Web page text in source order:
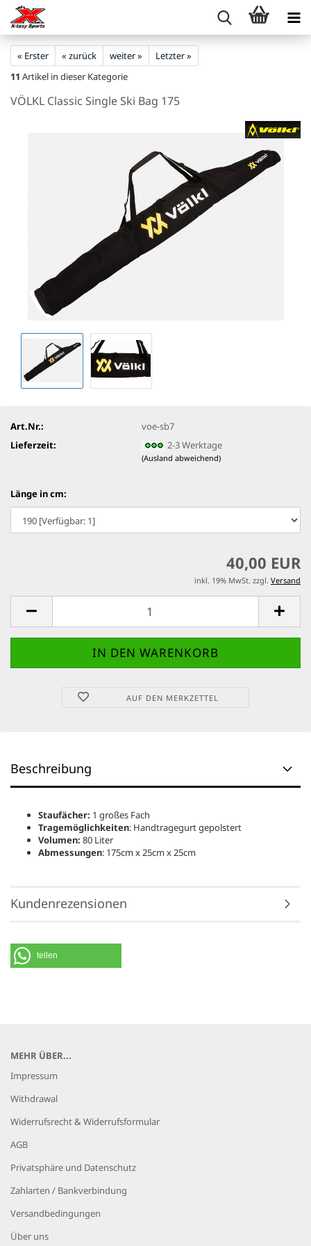
« Erster « zurück weiter »
Letzter »
11 Artikel in dieser Kategorie
VÖLKL Classic Single Ski Bag 175
Art.Nr.:
voe-sb7
Lieferzeit:
2-3 Werktage
(Ausland abweichend)
Länge in cm:
40,00 EUR
inkl. 19% MwSt. zzgl. Versand
AUF DEN MERKZETTEL
Beschreibung
Staufächer: 1 großes Fach
Tragemöglichkeiten: Handtragegurt gepolstert
Volumen: 80 Liter
Abmessungen: 175cm x 25cm x 25cm
Kundenrezensionen
teilen
MEHR ÜBER...
Impressum
Withdrawal
Widerrufsrecht & Widerrufsformular
AGB
Privatsphäre und Datenschutz
Zahlarten / Bankverbindung
Versandbedingungen
Über uns